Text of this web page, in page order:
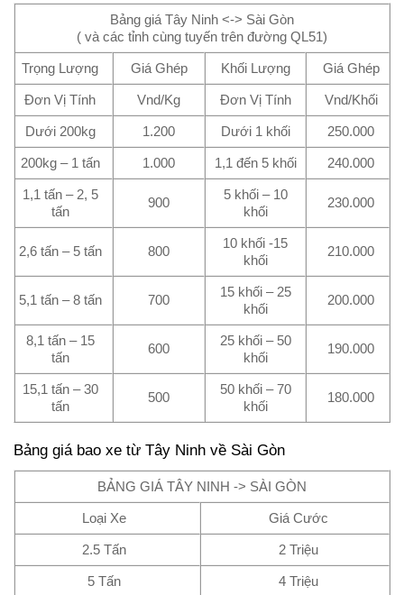
Bảng giá Tây Ninh <-> Sài Gòn
( và các tỉnh cùng tuyến trên đường QL51)
Trọng Lượng Giá Ghép Khối Lượng Giá Ghép
Đơn Vị Tính Vnd/Kg Đơn Vị Tính Vnd/Khối
Dưới 200kg 1.200 Dưới 1 khối 250.000
200kg – 1 tấn 1.000 1,1 đến 5 khối 240.000
1,1 tấn – 2, 5
tấn
900
5 khối – 10
khối
230.000
2,6 tấn – 5 tấn 800
10 khối -15
khối
210.000
5,1 tấn – 8 tấn 700
15 khối – 25
khối
200.000
8,1 tấn – 15
tấn
600
25 khối – 50
khối
190.000
15,1 tấn – 30
tấn
500
50 khối – 70
khối
180.000
Bảng giá bao xe từ Tây Ninh về Sài Gòn
BẢNG GIÁ TÂY NINH -> SÀI GÒN
Loại Xe Giá Cước
2.5 Tấn 2 Triệu
5 Tấn 4 Triệu